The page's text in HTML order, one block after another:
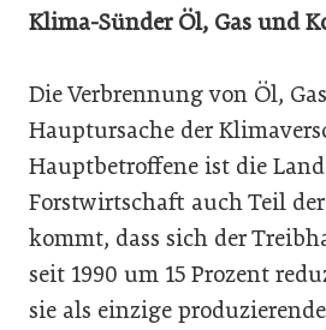
Klima-Sünder Öl, Gas und
Die Verbrennung von Öl,
Hauptursache der
Hauptbetroffene ist die
Forstwirtschaft auch Teil
kommt, dass sich der
seit 1990 um 15 Prozent
sie als einzige